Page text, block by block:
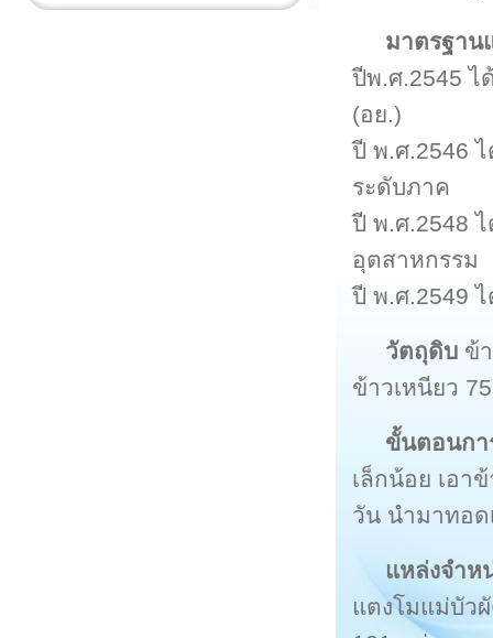
มาตรฐาน
ปีพ.ศ.2545 ไ
(อย.)
ปี พ.ศ.2546
ระดับภาค
ปี พ.ศ.2548
อุตสาหกรรม
ปี พ.ศ.2549
วัตถุดิบ ข้
ข้าวเหนียว
ขั้นตอนกา
เล็กน้อย เอา
วัน นำมาทอ
แหล่งจำ
แตงโมแม่บัว